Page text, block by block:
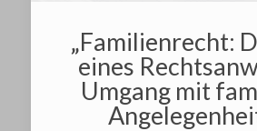
„Familienrecht:
eines
Umgang mit